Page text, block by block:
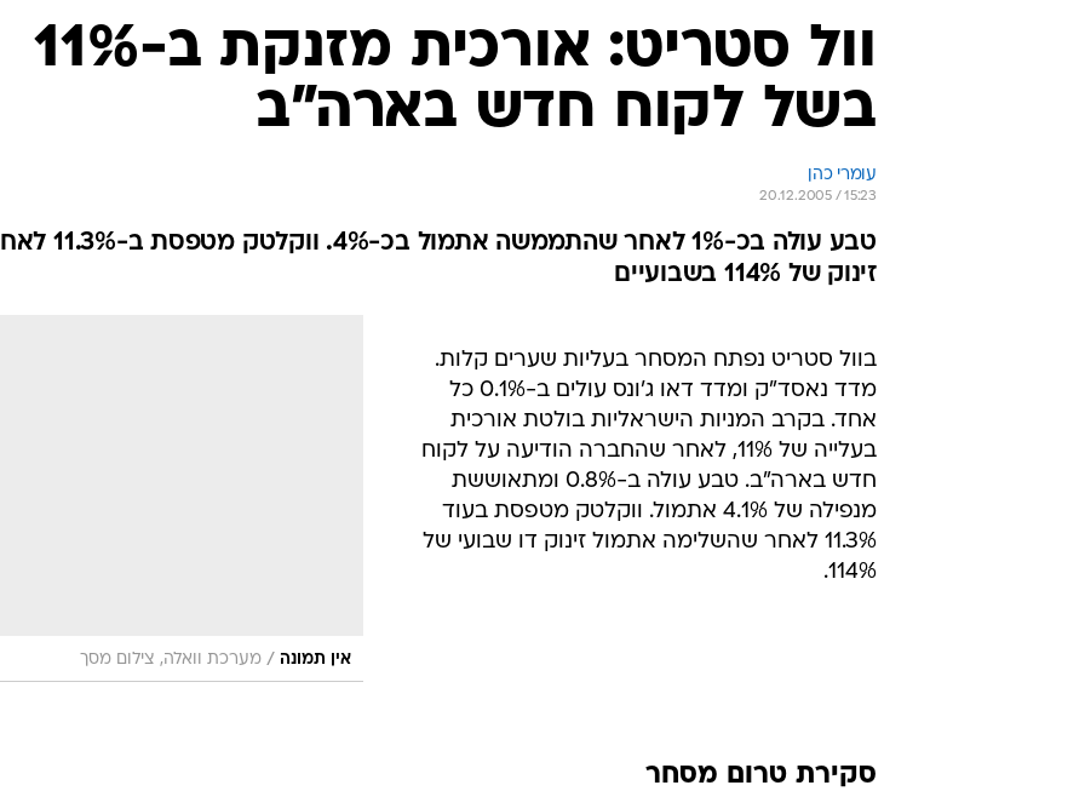
וול סטריט: אורכית מזנקת ב-11%
בשל לקוח חדש בארה"ב
עומרי כהן
20.12.2005 / 15:23
טבע עולה בכ-1% לאחר שהתממשה אתמול בכ-4%.
זינוק של 114% בשבועיים
אין תמונה / מערכת וואלה, צילום מסך
בוול סטריט נפתח המסחר בעליות שערים קלות.
מדד נאסד"ק ומדד דאו ג'ונס עולים ב-0.1% כל
אחד. בקרב המניות הישראליות בולטת אורכית
בעלייה של 11%, לאחר שהחברה הודיעה על לקוח
חדש בארה"ב. טבע עולה ב-0.8% ומתאוששת
מנפילה של 4.1% אתמול. ווקלטק מטפסת בעוד
11.3% לאחר שהשלימה אתמול זינוק דו שבועי של
114%.
סקירת טרום מסחר